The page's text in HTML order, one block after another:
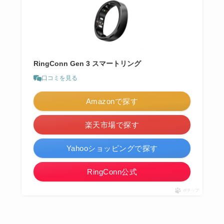
RingConn Gen 3 スマートリング
口コミを見る
Amazonで探す
楽天市場で探す
Yahooショッピングで探す
RingConn公式
ポチップ